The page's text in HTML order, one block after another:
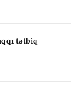
tətbiq